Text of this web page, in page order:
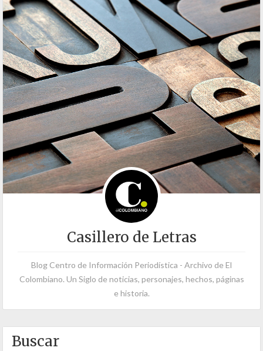
Casillero de Letras
Blog Centro de Información Periodística - Archivo de El
Colombiano. Un Siglo de noticias, personajes, hechos, páginas
e historia.
Buscar